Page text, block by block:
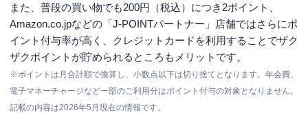
また、普段の買い物でも200円（税込）につき2ポイント、
Amazon.co.jpなどの「J-POINTパートナー」店舗ではさらにポ
イント付与率が高く、クレジットカードを利用することでザク
ザクポイントが貯められるところもメリットです。
※ポイントは月合計額で換算し、小数点以下は切り捨てとなります。年会費、
電子マネーチャージなど一部のご利用分はポイント付与の対象となりません。
記載の内容は2026年5月現在の情報です。